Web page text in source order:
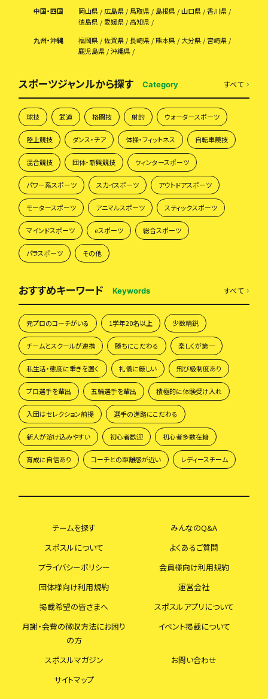
中国・四国
岡山県 広島県 鳥取県 島根県 山口県
香川県
徳島県
愛媛県
高知県
九州・沖縄
福岡県 佐賀県 長崎県 熊本県 大分県
宮崎県
鹿児島県
沖縄県
スポーツジャンルから探す Category すべて
球技 武道 格闘技 射的 ウォータースポーツ
陸上競技 ダンス・チア 体操・フィットネス 自転車競技
混合競技 団体・新興競技 ウィンタースポーツ
パワー系スポーツ スカイスポーツ アウトドアスポーツ
モータースポーツ アニマルスポーツ スティックスポーツ
マインドスポーツ eスポーツ 総合スポーツ
パラスポーツ その他
おすすめキーワード Keywords すべて
元プロのコーチがいる 1学年20名以上 少数精鋭
チームとスクールが連携 勝ちにこだわる 楽しくが第一
私生活・態度に重きを置く 礼儀に厳しい 飛び級制度あり
プロ選手を輩出 五輪選手を輩出 積極的に体験受け入れ
入団はセレクション前提 選手の進路にこだわる
新人が溶け込みやすい 初心者歓迎 初心者多数在籍
育成に自信あり コーチとの距離感が近い レディースチーム
チームを探す
みんなのQ&A
スポスルについて
よくあるご質問
プライバシーポリシー
会員様向け利用規約
団体様向け利用規約
運営会社
掲載希望の皆さまへ
スポスルアプリについて
月謝・会費の徴収方法にお困り
の方
イベント掲載について
スポスルマガジン
お問い合わせ
サイトマップ